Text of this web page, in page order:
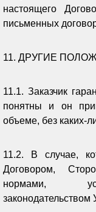
настоящего
письменных
11. ДРУГИЕ
11.1. Заказчик
понятны и он
объеме, без каких-
11.2. В случае,
Договором,
нормами,
законодательством